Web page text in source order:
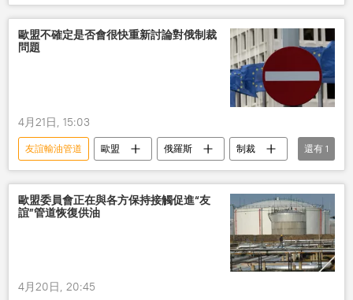
烏克蘭
俄羅斯
歐盟不確定是否會很快重新討論對俄制裁
問題
4月21日, 15:03
友誼輸油管道 歐盟 俄羅斯
制裁
烏克蘭
還有 1
歐盟委員會正在與各方保持接觸促進“友
誼”管道恢復供油
4月20日, 20:45